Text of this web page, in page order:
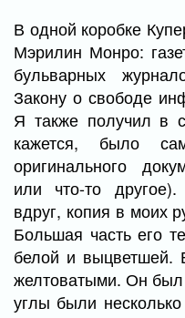
В одной коробке
Мэрилин Монро:
бульварных
Закону о свободе
Я также получил в
кажется, было
оригинального
или что-то
вдруг, копия в моих
Большая часть его
белой и выцветшей.
желтоватыми. Он
углы были